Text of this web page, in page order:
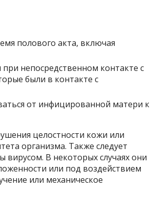
полового акта, включая
непосредственном контакте с
были в контакте с
от инфицированной матери к
целостности кожи или
организма. Также следует
В некоторых случаях они
или под воздействием
или механическое